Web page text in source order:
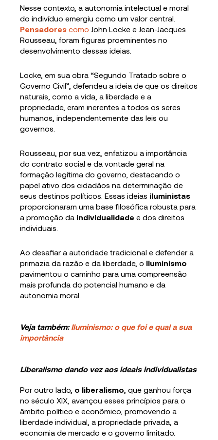
Nesse contexto, a autonomia intelectual e moral
do indivíduo emergiu como um valor central.
Pensadorescomo John Locke e Jean-Jacques
Rousseau, foram figuras proeminentes no
desenvolvimento dessas ideias.
Locke, em sua obra “Segundo Tratado sobre o
Governo Civil”, defendeu a ideia de que os direitos
naturais, como a vida, a liberdade e a
propriedade, eram inerentes a todos os seres
humanos, independentemente das leis ou
governos.
Rousseau, por sua vez, enfatizou a importância
do contrato social e da vontade geral na
formação legítima do governo, destacando o
papel ativo dos cidadãos na determinação de
seus destinos políticos. Essas ideias iluministas
proporcionaram uma base filosófica robusta para
a promoção da individualidade e dos direitos
individuais.
Ao desafiar a autoridade tradicional e defender a
primazia da razão e da liberdade, o Iluminismo
pavimentou o caminho para uma compreensão
mais profunda do potencial humano e da
autonomia moral.
Veja também: Iluminismo: o que foi e qual a sua
importância
Liberalismo dando vez aos ideais individualistas
Por outro lado, o liberalismo , que ganhou força
no século XIX, avançou esses princípios para o
âmbito político e econômico, promovendo a
liberdade individual, a propriedade privada, a
economia de mercado e o governo limitado.